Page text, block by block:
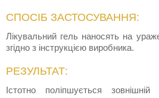
СПОСІБ ЗАСТОСУВАННЯ:
Лікувальний гель наносять на
згідно з інструкцією виробника.
РЕЗУЛЬТАТ:
Істотно поліпшується